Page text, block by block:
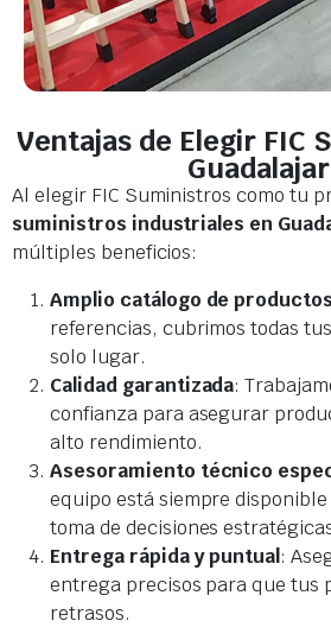
Ventajas de Elegir FIC
Al elegir FIC Suministros como tu
suministros industriales en
múltiples beneficios:
Amplio catálogo de productos
referencias, cubrimos todas
solo lugar.
Calidad garantizada:
confianza para asegurar
alto rendimiento.
Asesoramiento técnico
equipo está siempre
toma de decisiones
Entrega rápida y puntual :
entrega precisos para que tus
retrasos.